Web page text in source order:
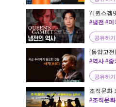
? [퀸스겜
플릭스 추
#냉전 #미
공유하기
[동양고
영수 교수)
#역사 #중
공유하기
조직문화
Creator
#조직문